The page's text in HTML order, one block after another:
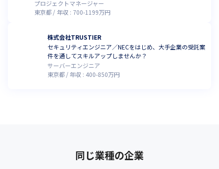
プロジェクトマネージャー
東京都
年収 : 700-1199万円
株式会社TRUSTIER
セキュリティエンジニア／NECをはじめ、大手企業の受託案
件を通してスキルアップしませんか？
サーバーエンジニア
東京都
年収 : 400-850万円
同じ業種の企業